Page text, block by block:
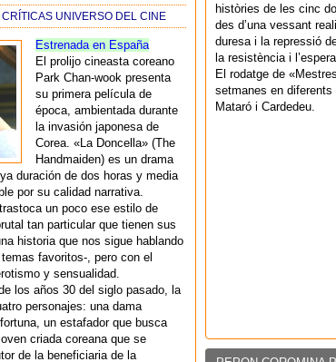
CRÍTICAS UNIVERSO DEL CINE
Estrenada en España
El prolijo cineasta coreano
Park Chan-wook presenta
su primera película de
época, ambientada durante
la invasión japonesa de
Corea. «La Doncella» (The
Handmaiden) es un drama
duración de dos horas y media
por su calidad narrativa.
un poco ese estilo de
tan particular que tienen sus
historia que nos sigue hablando
favoritos-, pero con el
y sensualidad.
los años 30 del siglo pasado, la
personajes: una dama
un estafador que busca
criada coreana que se
de la beneficiaria de la
històries de les cinc
des d’una vessant
duresa i la repressió
la resistència i
El rodatge de
setmanes en
Mataró i Cardedeu.